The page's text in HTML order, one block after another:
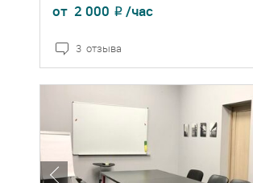
от 2 000 ₽ /час
3 отзыва